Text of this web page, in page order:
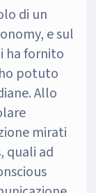
di un
e sul
ha fornito
potuto
Allo
mirati
quali ad